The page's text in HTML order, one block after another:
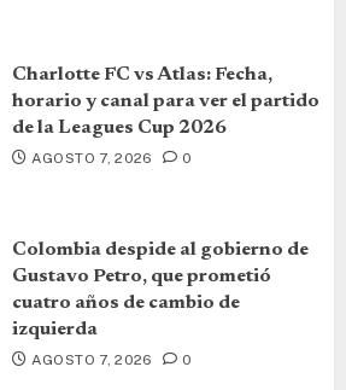
Charlotte FC vs Atlas: Fecha,
horario y canal para ver el partido
de la Leagues Cup 2026
AGOSTO 7, 2026 0
Colombia despide al gobierno de
Gustavo Petro, que prometió
cuatro años de cambio de
izquierda
AGOSTO 7, 2026 0